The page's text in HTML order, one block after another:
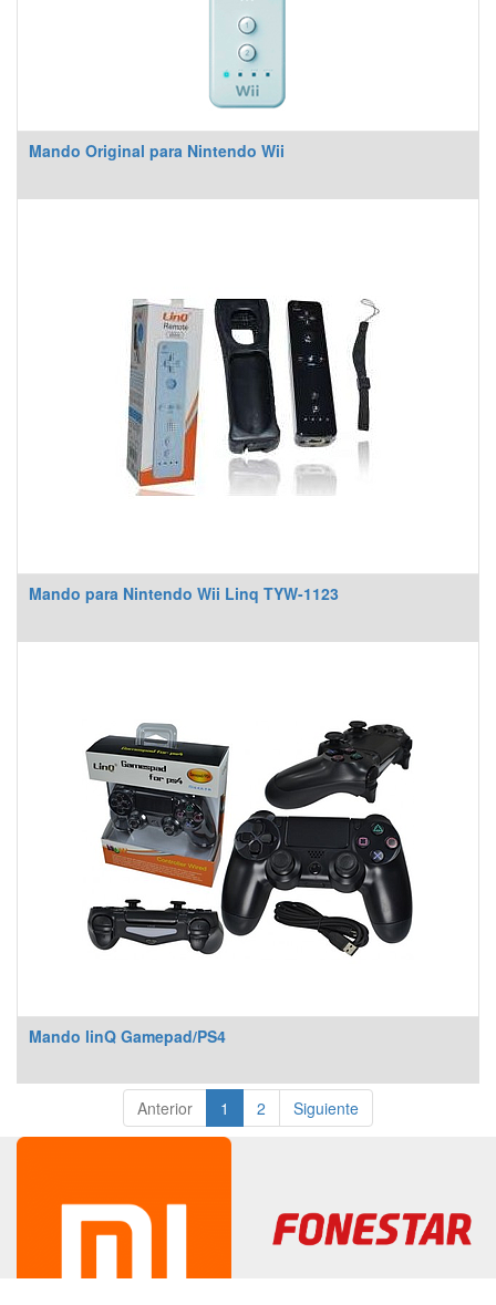
Mando Original para Nintendo Wii
Mando para Nintendo Wii Linq TYW-1123
Mando linQ Gamepad/PS4
Anterior 1 2 Siguiente